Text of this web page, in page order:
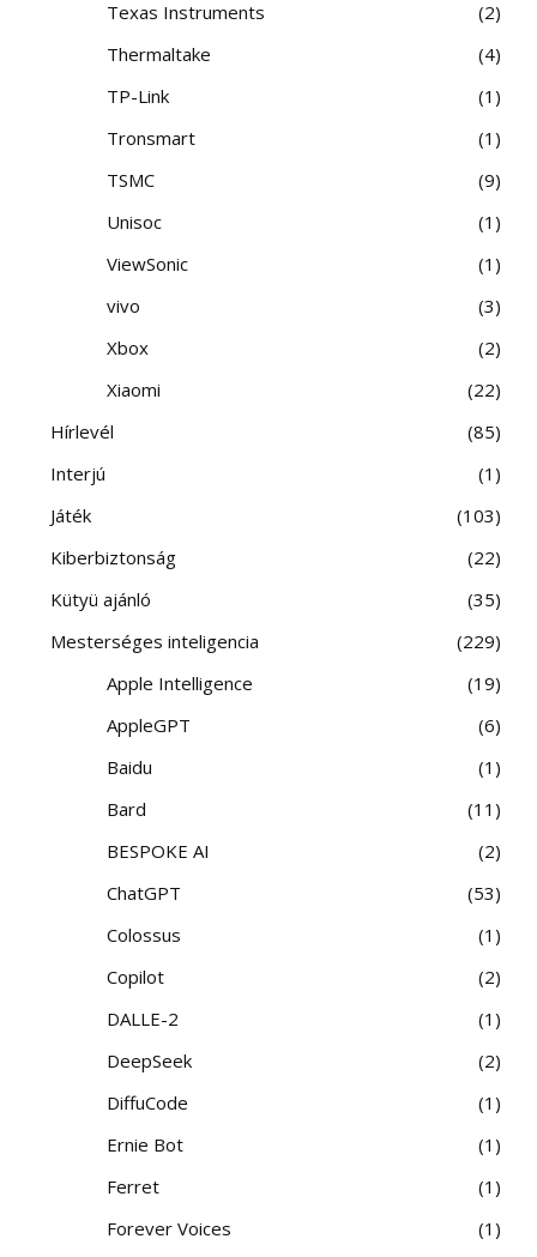
Texas Instruments
2
Thermaltake
4
TP-Link
1
Tronsmart
1
TSMC
9
Unisoc
1
ViewSonic
1
vivo
3
Xbox
2
Xiaomi
22
Hírlevél
85
Interjú
1
Játék
103
Kiberbiztonság
22
Kütyü ajánló
35
Mesterséges inteligencia
229
Apple Intelligence
19
AppleGPT
6
Baidu
1
Bard
11
BESPOKE AI
2
ChatGPT
53
Colossus
1
Copilot
2
DALLE-2
1
DeepSeek
2
DiffuCode
1
Ernie Bot
1
Ferret
1
Forever Voices
1